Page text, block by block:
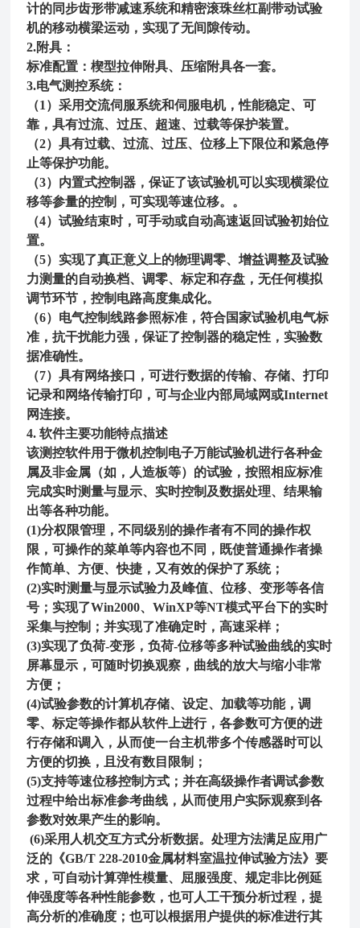
计的同步齿形带减速系统和精密滚珠丝杠副带动试验
机的移动横梁运动，实现了无间隙传动。
2.附具：
标准配置 ：楔型拉伸附具、压缩附具各一套。
3.电气测控系统：
（1）采用交流伺服系统和伺服电机，性能稳定、可
靠，具有过流、过压、超速、过载等保护装置。
（2）具有过载、过流、过压、位移上下限位和紧急停
止等保护功能。
（3）内置式控制器，保证了该试验机可以实现横梁位
移等参量的控制，可实现等速位移。。
（4）试验结束时，可手动或自动高速返回试验初始位
置。
（5）实现了真正意义上的物理调零、增益调整及试验
力测量的自动换档、调零、标定和存盘，无任何模拟
调节环节，控制电路高度集成化。
（6）电气控制线路参照标准，符合国家试验机电气标
准，抗干扰能力强，保证了控制器的稳定性，实验数
据准确性。
（7）具有网络接口，可进行数据的传输、存储、打印
记录和网络传输打印，可与企业内部局域网或Internet
网连接。
4. 软件主要功能特点描述
该测控软件用于微机控制电子万能试验机进行各种金
属及非金属（如，人造板等）的试验，按照相应标准
完成实时测量与显示、实时控制及数据处理、结果输
出等各种功能。
(1)分权限管理，不同级别的操作者有不同的操作权
限，可操作的菜单等内容也不同，既使普通操作者操
作简单、方便、快捷，又有效的保护了系统；
(2)实时测量与显示试验力及峰值、位移、变形等各信
号；实现了Win2000、WinXP等NT模式平台下的实时
采集与控制；并实现了准确定时，高速采样；
(3)实现了负荷-变形，负荷-位移等多种试验曲线的实时
屏幕显示，可随时切换观察，曲线的放大与缩小非常
方便；
(4)试验参数的计算机存储、设定、加载等功能，调
零、标定等操作都从软件上进行，各参数可方便的进
行存储和调入，从而使一台主机带多个传感器时可以
方便的切换，且没有数目限制；
(5)支持等速位移控制方式；并在高级操作者调试参数
过程中给出标准参考曲线，从而使用户实际观察到各
参数对效果产生的影响。
(6)采用人机交互方式分析数据。处理方法满足应用广
泛的《GB/T 228-2010金属材料室温拉伸试验方法》要
求，可自动计算弹性模量、屈服强度、规定非比例延
伸强度等各种性能参数，也可人工干预分析过程，提
高分析的准确度；也可以根据用户提供的标准进行其